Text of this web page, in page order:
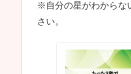
※自分の星がわからな
さい。